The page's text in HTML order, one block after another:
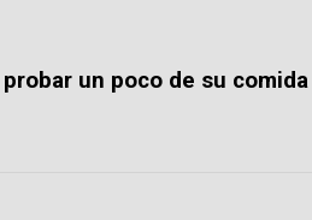
un poco de su comida